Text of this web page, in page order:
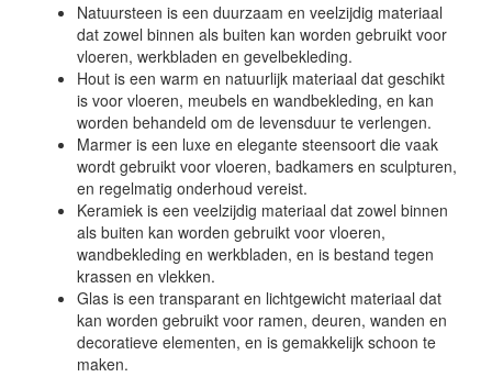
Natuursteen is een duurzaam en veelzijdig materiaal
dat zowel binnen als buiten kan worden gebruikt voor
vloeren, werkbladen en gevelbekleding.
Hout is een warm en natuurlijk materiaal dat geschikt
is voor vloeren, meubels en wandbekleding, en kan
worden behandeld om de levensduur te verlengen.
Marmer is een luxe en elegante steensoort die vaak
wordt gebruikt voor vloeren, badkamers en sculpturen,
en regelmatig onderhoud vereist.
Keramiek is een veelzijdig materiaal dat zowel binnen
als buiten kan worden gebruikt voor vloeren,
wandbekleding en werkbladen, en is bestand tegen
krassen en vlekken.
Glas is een transparant en lichtgewicht materiaal dat
kan worden gebruikt voor ramen, deuren, wanden en
decoratieve elementen, en is gemakkelijk schoon te
maken.